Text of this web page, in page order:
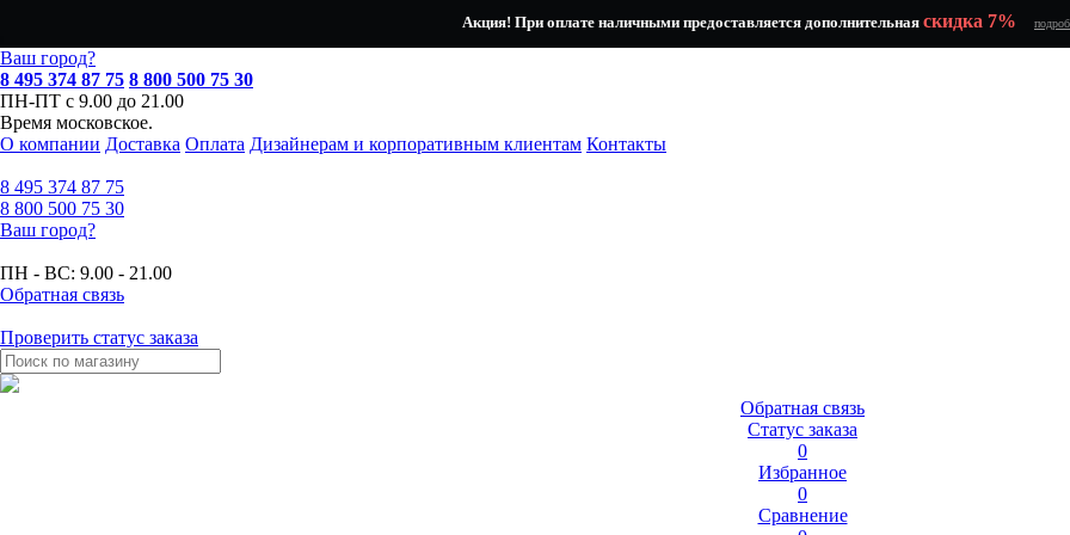
Акция! При оплате наличными предоставляется дополнительная скидка 7%
Ваш город?
8 495 374 87 75 8 800 500 75 30
ПН-ПТ с 9.00 до 21.00
Время московское.
О компании Доставка Оплата Дизайнерам и корпоративным клиентам Контакты
8 495 374 87 75
8 800 500 75 30
Ваш город?
ПН - ВС: 9.00 - 21.00
Обратная связь
Проверить статус заказа
Обратная связь
Статус заказа
0
Избранное
0
Сравнение